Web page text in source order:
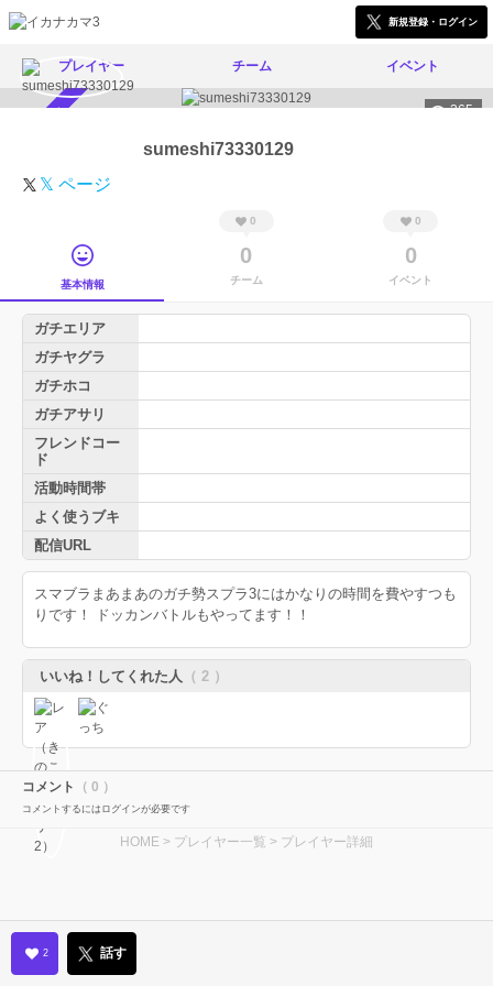
新規登録・ログイン
プレイヤー チーム イベント
365
sumeshi73330129
𝕏 ページ
基本情報
0
0
チーム
0
0
イベント
ガチエリア
ガチヤグラ
ガチホコ
ガチアサリ
フレンドコー
ド
活動時間帯
よく使うブキ
配信URL
スマブラまあまあのガチ勢スプラ3にはかなりの時間を費やすつも
りです！ ドッカンバトルもやってます！！
いいね！してくれた人 （ 2 ）
コメント （ 0 ）
コメントするにはログインが必要です
HOME > プレイヤー一覧 > プレイヤー詳細
2 話す